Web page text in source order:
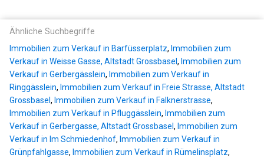
Ähnliche Suchbegriffe
Immobilien zum Verkauf in Barfüsserplatz, Immobilien zum
Verkauf in Weisse Gasse, Altstadt Grossbasel , Immobilien zum
Verkauf in Gerbergässlein, Immobilien zum Verkauf in
Ringgässlein, Immobilien zum Verkauf in Freie Strasse, Altstadt
Grossbasel , Immobilien zum Verkauf in Falknerstrasse,
Immobilien zum Verkauf in Pfluggässlein, Immobilien zum
Verkauf in Gerbergasse, Altstadt Grossbasel , Immobilien zum
Verkauf in Im Schmiedenhof, Immobilien zum Verkauf in
Grünpfahlgasse, Immobilien zum Verkauf in Rümelinsplatz,